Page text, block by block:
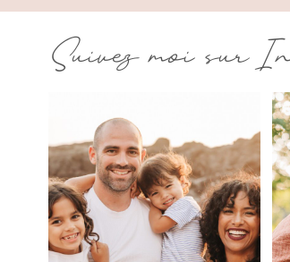
Suivez moi sur